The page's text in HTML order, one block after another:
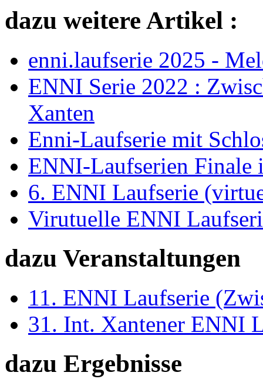
dazu weitere Artikel :
enni.laufserie 2025 -
ENNI Serie 2022 :
Xanten
Enni-Laufserie mit
ENNI-Laufserien Finale
6. ENNI Laufserie
Virutuelle ENNI
dazu Veranstaltungen
11. ENNI Laufserie
31. Int. Xantener ENNI
dazu Ergebnisse